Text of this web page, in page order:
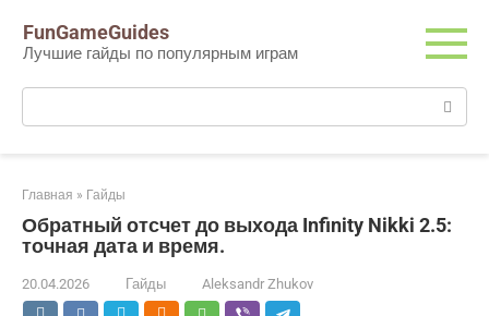
контенту
FunGameGuides
Лучшие гайды по популярным играм
Поиск:
Главная » Гайды
Обратный отсчет до выхода Infinity Nikki 2.5:
точная дата и время.
20.04.2026 Гайды Aleksandr Zhukov